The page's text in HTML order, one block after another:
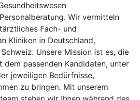
Wir vermitteln
Fach- und
Kliniken in Deutschland,
Unsere Mission ist es, die
dem passenden Kandidaten, unter
jeweiligen Bedürfnisse,
zu bringen. Mit unserem